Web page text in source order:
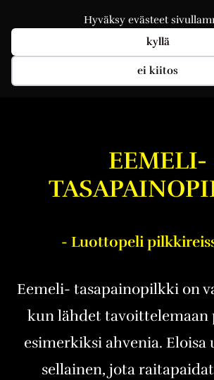
Hyväksy evästeet
kyllä
ei kiitos
EEMELI-
- Luottopeli
Eemeli- tasapainopilkki on
kun lähdet
esimerkiksi ahvenia.
sellainen, jota